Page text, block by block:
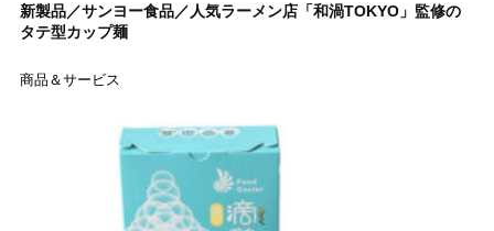
新製品／サンヨー食品／人気ラーメン店「和渦TOKYO」監修の
タテ型カップ麺
商品＆サービス